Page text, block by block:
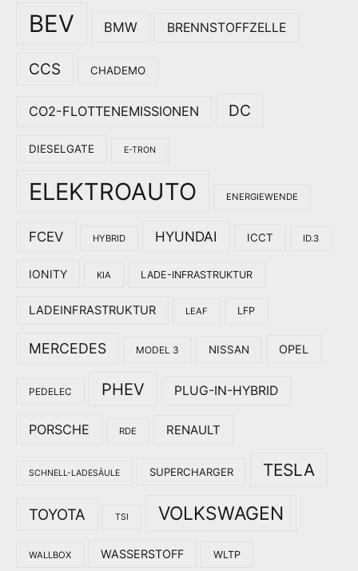
BEV BMW BRENNSTOFFZELLE
CCS CHADEMO
CO2-FLOTTENEMISSIONEN DC
DIESELGATE E-TRON
ELEKTROAUTO ENERGIEWENDE
FCEV HYBRID HYUNDAI ICCT ID.3
IONITY KIA LADE-INFRASTRUKTUR
LADEINFRASTRUKTUR LEAF LFP
MERCEDES MODEL 3 NISSAN OPEL
PEDELEC PHEV PLUG-IN-HYBRID
PORSCHE RDE RENAULT
SCHNELL-LADESÄULE SUPERCHARGER TESLA
TOYOTA TSI VOLKSWAGEN
WALLBOX WASSERSTOFF WLTP